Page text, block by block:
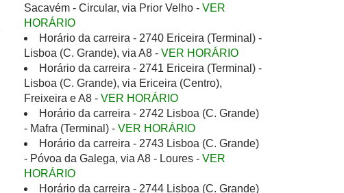
Sacavém - Circular, via Prior Velho - VER
HORÁRIO
Horário da carreira - 2740 Ericeira (Terminal) -
Lisboa (C. Grande), via A8 - VER HORÁRIO
Horário da carreira - 2741 Ericeira (Terminal) -
Lisboa (C. Grande), via Ericeira (Centro),
Freixeira e A8 - VER HORÁRIO
Horário da carreira - 2742 Lisboa (C. Grande)
- Mafra (Terminal) - VER HORÁRIO
Horário da carreira - 2743 Lisboa (C. Grande)
- Póvoa da Galega, via A8 - Loures - VER
HORÁRIO
Horário da carreira - 2744 Lisboa (C. Grande)